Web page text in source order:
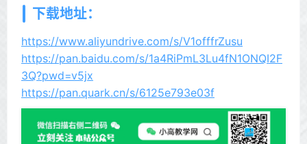
下载地址：
https://www.aliyundrive.com/s/V1offfrZusu
https://pan.baidu.com/s/1a4RiPmL3Lu4fN1ONQI2F
3Q?pwd=v5jx
https://pan.quark.cn/s/6125e793e03f